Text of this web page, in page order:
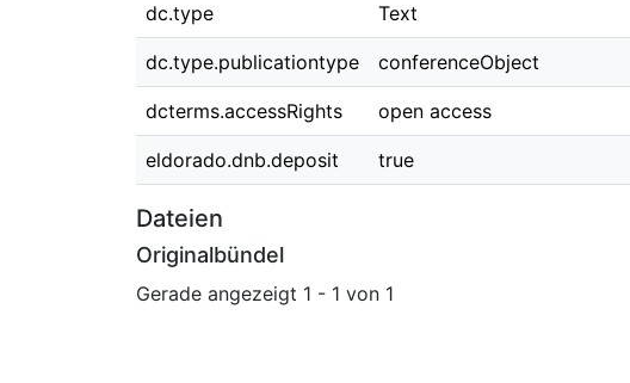
dc.type Text
dc.type.publicationtype conferenceObject
dcterms.accessRights open access
eldorado.dnb.deposit true
Dateien
Originalbündel
Gerade angezeigt 1 - 1 von 1